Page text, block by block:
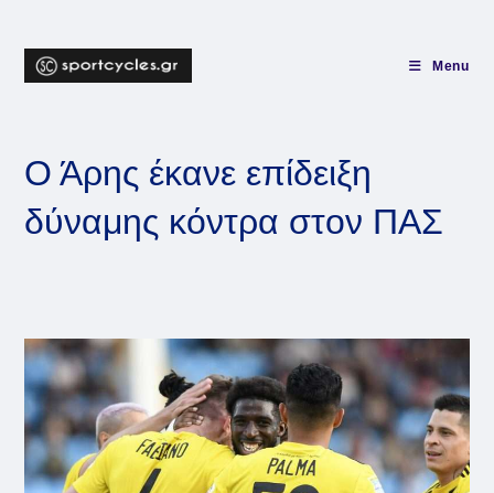
content
Menu
Ο Άρης έκανε επίδειξη
δύναμης κόντρα στον ΠΑΣ